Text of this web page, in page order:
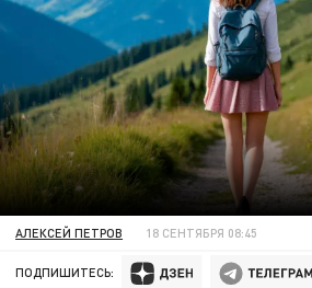
АЛЕКСЕЙ ПЕТРОВ 18 СЕНТЯБРЯ 08:45
ПОДПИШИТЕСЬ: